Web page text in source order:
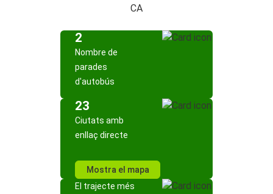
CA
2
Nombre de
parades
d'autobús
23
Ciutats amb
enllaç directe
Mostra el mapa
El trajecte més